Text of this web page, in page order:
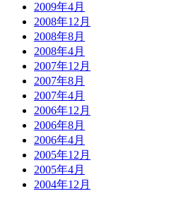
2009年4月
2008年12月
2008年8月
2008年4月
2007年12月
2007年8月
2007年4月
2006年12月
2006年8月
2006年4月
2005年12月
2005年4月
2004年12月